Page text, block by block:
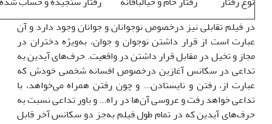
در فیلم تقابلی نیز درخصوص نوجوانان و جوانان وجود دارد و آن
عبارت است از قرار داشتن نوجوان و جوان، به‌ویژه دختران در
مجاز و تخیل در مقابل قرار داشتن در واقعیت. حرف‌های آیدین به
تداعی در سکانس آغازین درخصوص افسانه شخصی خودش که
عبارت از، رفتن و نایستادن... و چون رفتن همراه می‌خواهد، با
تداعی خواهد رفت و عروسی آن‌ها در راه... و باور تداعی نسبت به
حرف‌های آیدین که در تمام طول فیلم به‌جز دو سکانس آخر قابل